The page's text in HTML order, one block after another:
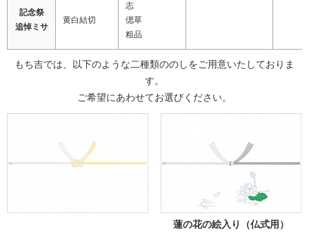
記念祭
追悼ミサ
黄白結切
志
偲草
粗品
もち吉では、以下のような二種類ののしをご用意いたしておりま
す。
ご希望にあわせてお選びください。
蓮の花の絵入り（仏式用）